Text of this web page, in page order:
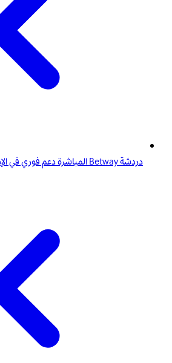
دردشة Betway المباشرة دعم فوري في الإمارات